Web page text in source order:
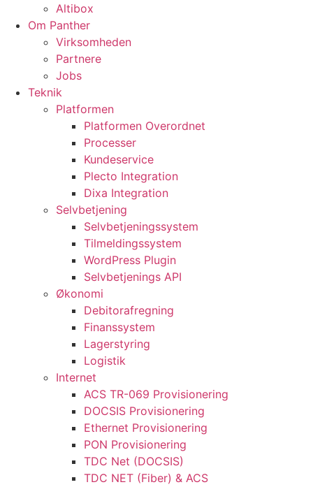
Altibox
Om Panther
Virksomheden
Partnere
Jobs
Teknik
Platformen
Platformen Overordnet
Processer
Kundeservice
Plecto Integration
Dixa Integration
Selvbetjening
Selvbetjeningssystem
Tilmeldingssystem
WordPress Plugin
Selvbetjenings API
Økonomi
Debitorafregning
Finanssystem
Lagerstyring
Logistik
Internet
ACS TR-069 Provisionering
DOCSIS Provisionering
Ethernet Provisionering
PON Provisionering
TDC Net (DOCSIS)
TDC NET (Fiber) & ACS